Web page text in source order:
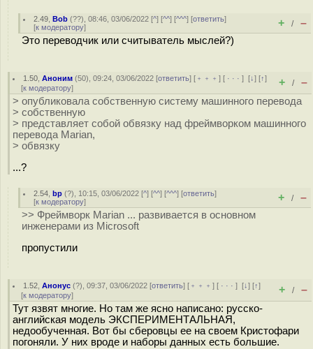
2.49 ,Bob (??), 08:46, 03/06/2022 [^] [^^] [^^^] [ответить]
[к модератору] + / –
Это переводчик или считыватель мыслей?)
1.50 ,Аноним (50), 09:24, 03/06/2022 [ответить] [ ﹢﹢﹢] [ · · ·][↓] [↑]
[к модератору] + / –
> опубликовала собственную систему машинного перевода
> собственную
> представляет собой обвязку над фреймворком машинного
перевода Marian,
> обвязку
...?
2.54 ,bp (?), 10:15, 03/06/2022 [^] [^^] [^^^] [ответить]
[к модератору] + / –
>> Фреймворк Marian ... развивается в основном
инженерами из Microsoft
пропустили
1.52 ,Анонус (?), 09:37, 03/06/2022 [ответить] [ ﹢﹢﹢] [ · · ·][↓] [↑]
[к модератору] + / –
Тут язвят многие. Но там же ясно написано: русско-
английская модель ЭКСПЕРИМЕНТАЛЬНАЯ,
недообученная. Вот бы сберовцы ее на своем Кристофари
погоняли. У них вроде и наборы данных есть большие.